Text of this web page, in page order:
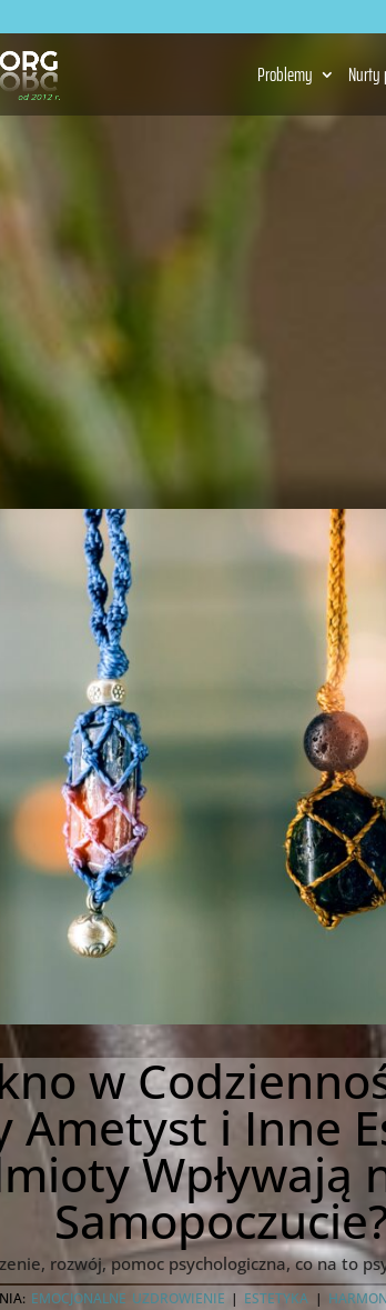
Problemy Nurty
w
Ametyst i Inne
Wpływają
rozwój, pomoc psychologiczna, co na to
EMOCJONALNE UZDROWIENIE | ESTETYKA |